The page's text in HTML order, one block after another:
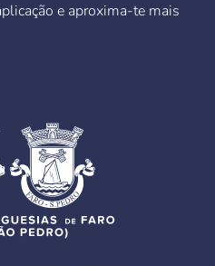
e aproxima-te mais